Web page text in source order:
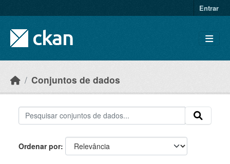
Entrar
Conjuntos de dados
Ordenar por